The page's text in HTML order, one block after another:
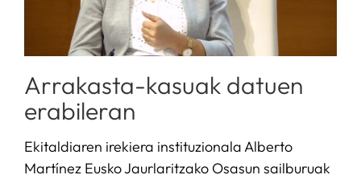
Arrakasta-kasuak datuen
erabileran
Ekitaldiaren irekiera instituzionala Alberto
Martínez Eusko Jaurlaritzako Osasun sailburuak